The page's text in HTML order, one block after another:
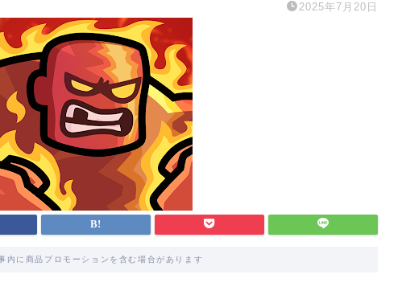
2025年7月20日
内に商品プロモーションを含む場合があります